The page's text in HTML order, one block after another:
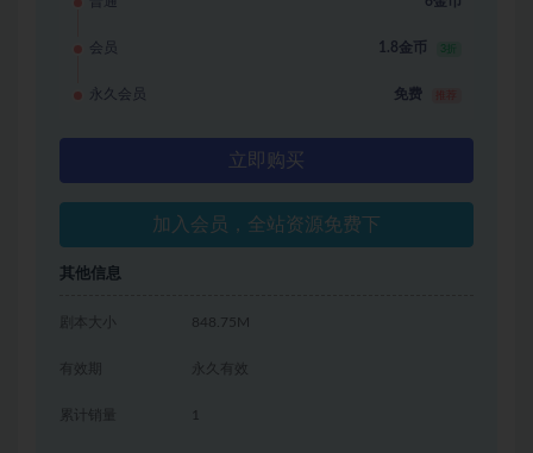
会员 1.8金币 3折
永久会员 免费
立即购买
加入会员，全站资源免费下
其他信息
剧本大小 848.75M
有效期 永久有效
累计销量 1